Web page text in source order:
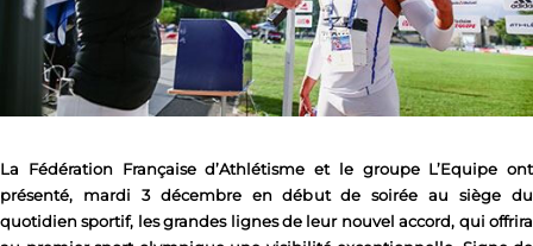
La Fédération Française d’Athlétisme et le groupe L’Equipe ont
présenté, mardi 3 décembre en début de soirée au siège du
quotidien sportif, les grandes lignes de leur nouvel accord, qui offrira